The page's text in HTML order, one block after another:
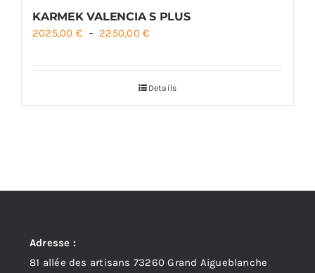
KARMEK VALENCIA S PLUS
2025,00 € – 2250,00€Plage
2025,00 €
Details
Adresse :
81 allée des artisans 73260 Grand Aigueblanche